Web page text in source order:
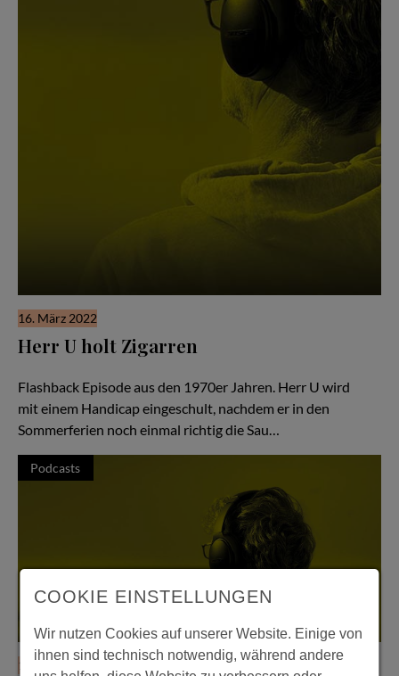
16. März 2022
Herr U holt Zigarren
Flashback Episode aus den 1970er Jahren. Herr U wird
mit einem Handicap eingeschult, nachdem er in den
Sommerferien noch einmal richtig die Sau…
Podcasts
16. März 2022
COOKIE EINSTELLUNGEN
Wir nutzen Cookies auf unserer Website. Einige von
ihnen sind technisch notwendig, während andere